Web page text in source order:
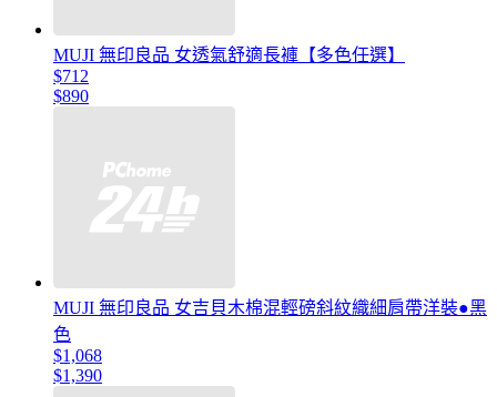
MUJI 無印良品 女透氣舒適長褲【多色任選】
$712
$890
MUJI 無印良品 女吉貝木棉混輕磅斜紋織細肩帶洋裝●黑
色
$1,068
$1,390